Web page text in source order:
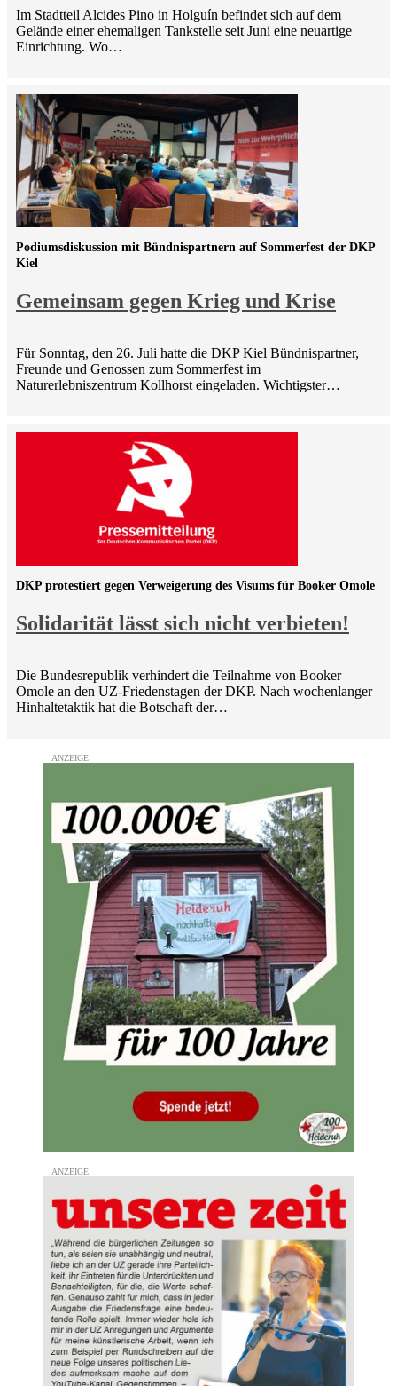
Im Stadtteil Alcides Pino in Holguín befindet sich auf dem
Gelände einer ehemaligen Tankstelle seit Juni eine neuartige
Einrichtung. Wo…
Gemeinsam gegen Krieg und Krise
Podiumsdiskussion mit Bündnispartnern auf Sommerfest der DKP
Kiel
Für Sonntag, den 26. Juli hatte die DKP Kiel Bündnispartner,
Freunde und Genossen zum Sommerfest im
Naturerlebniszentrum Kollhorst eingeladen. Wichtigster…
Solidarität lässt sich nicht verbieten!
DKP protestiert gegen Verweigerung des Visums für Booker Omole
Die Bundesrepublik verhindert die Teilnahme von Booker
Omole an den UZ-Friedenstagen der DKP. Nach wochenlanger
Hinhaltetaktik hat die Botschaft der…